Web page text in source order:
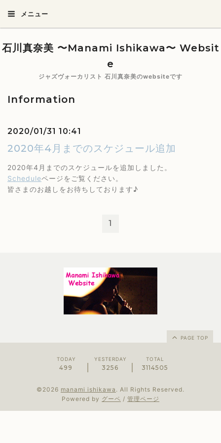
メニュー
石川真奈美 〜Manami Ishikawa〜 Websit
e
ジャズヴォーカリスト 石川真奈美のwebsiteです
Information
2020/01/31 10:41
2020年4月までのスケジュール追加
2020年4月までのスケジュールを追加しました。
Scheduleページをご覧ください。
皆さまのお越しをお待ちしております♪
1
PAGE TOP
TODAY
499
YESTERDAY
3256
TOTAL
3114505
©2026 manami ishikawa . All Rights Reserved.
Powered by グーペ / 管理ページ